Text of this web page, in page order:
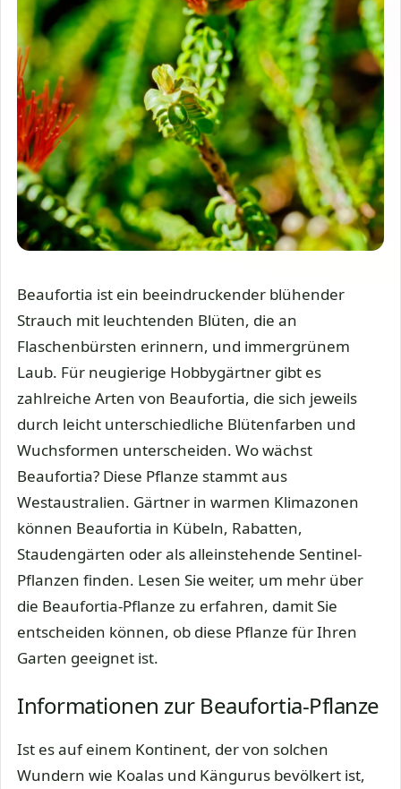
Beaufortia ist ein beeindruckender blühender
Strauch mit leuchtenden Blüten, die an
Flaschenbürsten erinnern, und immergrünem
Laub. Für neugierige Hobbygärtner gibt es
zahlreiche Arten von Beaufortia, die sich jeweils
durch leicht unterschiedliche Blütenfarben und
Wuchsformen unterscheiden. Wo wächst
Beaufortia? Diese Pflanze stammt aus
Westaustralien. Gärtner in warmen Klimazonen
können Beaufortia in Kübeln, Rabatten,
Staudengärten oder als alleinstehende Sentinel-
Pflanzen finden. Lesen Sie weiter, um mehr über
die Beaufortia-Pflanze zu erfahren, damit Sie
entscheiden können, ob diese Pflanze für Ihren
Garten geeignet ist.
Informationen zur Beaufortia-Pflanze
Ist es auf einem Kontinent, der von solchen
Wundern wie Koalas und Kängurus bevölkert ist,